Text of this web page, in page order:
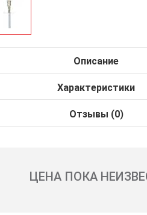
Описание
Характеристики
Отзывы (0)
ЦЕНА ПОКА